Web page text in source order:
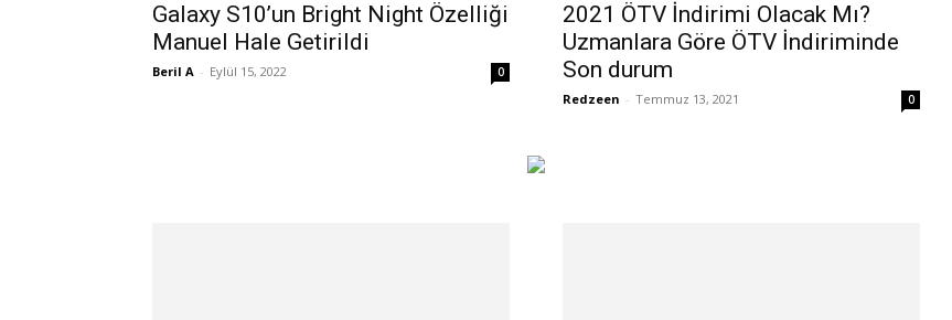
Galaxy S10’un Bright Night Özelliği
Manuel Hale Getirildi
Beril A - Eylül 15, 2022 0
2021 ÖTV İndirimi Olacak Mı?
Uzmanlara Göre ÖTV İndiriminde
Son durum
Redzeen - Temmuz 13, 2021 0